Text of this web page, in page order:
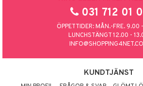
031 712 01
ÖPPETTIDER: MÅN.-FRE. 9.00
LUNCHSTÄNGT 12.00 -
KUNDTJÄNST